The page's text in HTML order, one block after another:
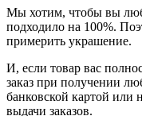
Мы хотим, чтобы вы
подходило на 100%.
примерить украшение.
И, если товар вас
заказ при получении
банковской картой или
выдачи заказов.